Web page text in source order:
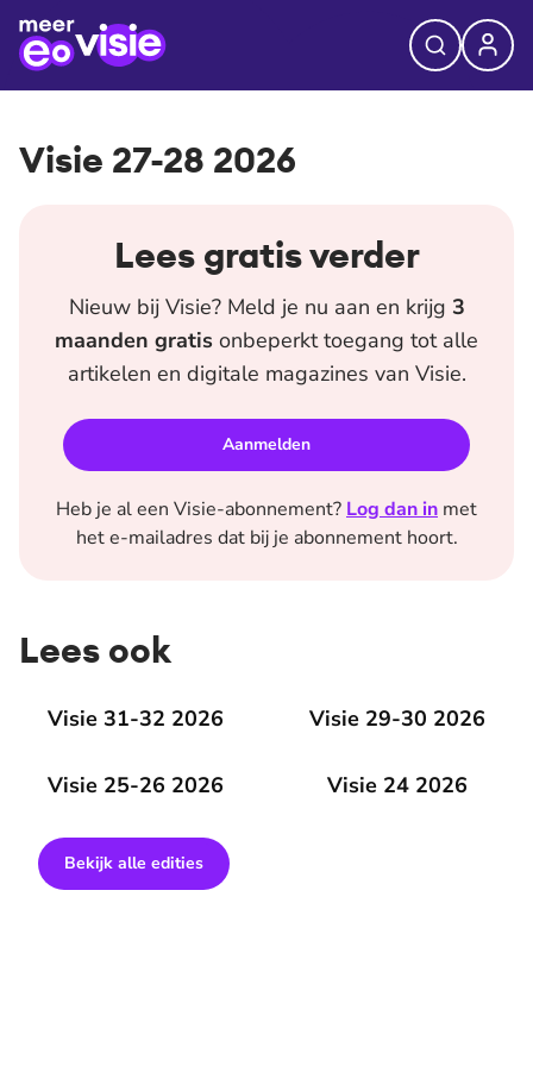
Visie 27-28 2026
Lees gratis verder
Nieuw bij Visie? Meld je nu aan en krijg 3
maanden gratis onbeperkt toegang tot alle
artikelen en digitale magazines van Visie.
Aanmelden
Heb je al een Visie-abonnement? Log dan in met
het e-mailadres dat bij je abonnement hoort.
Lees ook
Visie 31-32 2026
Visie 31-32 2026 Visie 29-30 2026
Visie 29-30 2026
Visie 25-26 2026
Visie 25-26 2026 Visie 24 2026
Visie 24 2026
Bekijk alle edities